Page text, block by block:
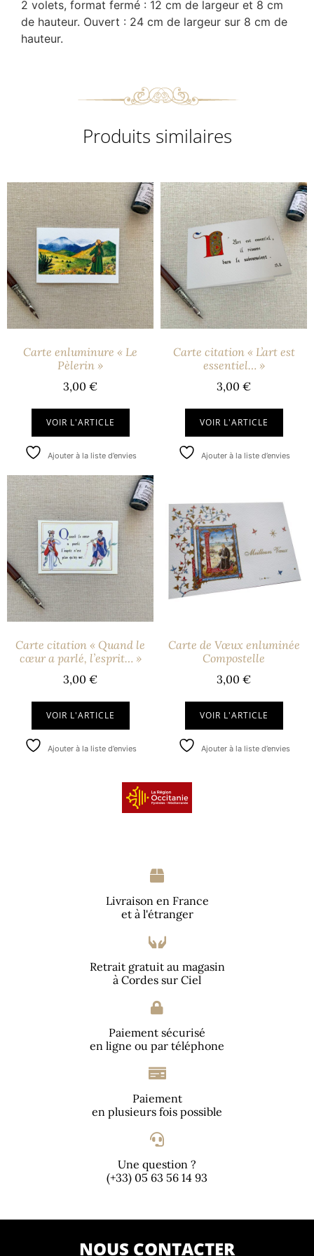
2 volets, format fermé : 12 cm de largeur et 8 cm
de hauteur. Ouvert : 24 cm de largeur sur 8 cm de
hauteur.
Produits similaires
Carte enluminure « Le
Pèlerin »
3,00 €
VOIR L'ARTICLE
Ajouter à la liste d’envies
Carte citation « L’art est
essentiel… »
3,00 €
VOIR L'ARTICLE
Ajouter à la liste d’envies
Carte citation « Quand le
cœur a parlé, l’esprit… »
3,00 €
VOIR L'ARTICLE
Ajouter à la liste d’envies
Carte de Vœux enluminée
Compostelle
3,00 €
VOIR L'ARTICLE
Ajouter à la liste d’envies
Livraison en France
et à l'étranger
Retrait gratuit au magasin
à Cordes sur Ciel
Paiement sécurisé
en ligne ou par téléphone
Paiement
en plusieurs fois possible
Une question ?
(+33) 05 63 56 14 93
NOUS CONTACTER